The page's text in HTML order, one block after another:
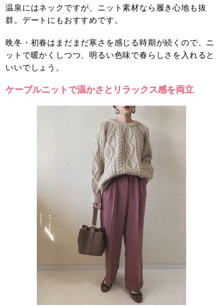
温泉にはネックですが、ニット素材なら履き心地も抜
群。デートにもおすすめです。
晩冬・初春はまだまだ寒さを感じる時期が続くので、ニ
ットで暖かくしつつ、明るい色味で春らしさを入れると
いいでしょう。
ケーブルニットで温かさとリラックス感を両立